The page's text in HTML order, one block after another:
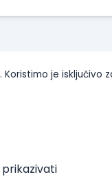
je isključivo